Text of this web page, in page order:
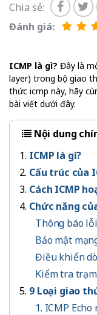
Chia sẻ:
Đánh giá:
ICMP là gì? Đây là
layer) trong bộ giao
thức icmp này, hãy
bài viết dưới đây.
Nội dung
ICMP là gì?
Cấu trúc của
Cách ICMP
Chức năng
Thông báo lỗi
Bảo mật
Điều khiển
Kiểm tra
9 Loại giao
1. ICMP